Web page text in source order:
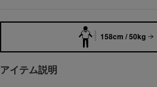
158cm / 50kg
アイテム説明